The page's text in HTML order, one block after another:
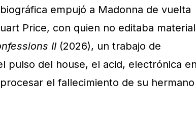
empujó a Madonna de vuelta
Price, con quien no editaba material
II (2026), un trabajo de
pulso del house, el acid, electrónica
el fallecimiento de su hermano